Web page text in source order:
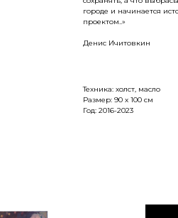
городе и начинается
проектом..»
Денис Ичитовкин
Техника: холст, масло
Размер: 90 х 100 см
Год: 2016-2023